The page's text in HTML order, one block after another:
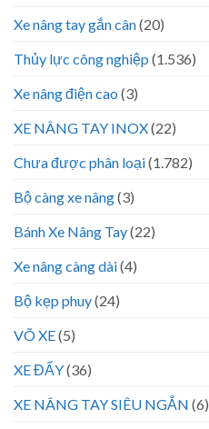
Xe nâng tay gắn cân(20)
Thủy lực công nghiệp (1.536)
Xe nâng điện cao (3)
XE NÂNG TAY INOX(22)
Chưa được phân loại(1.782)
Bộ càng xe nâng(3)
Bánh Xe Nâng Tay(22)
Xe nâng càng dài(4)
Bộ kẹp phuy(24)
VÕ XE(5)
XE ĐẨY(36)
XE NÂNG TAY SIÊU NGẮN (6)